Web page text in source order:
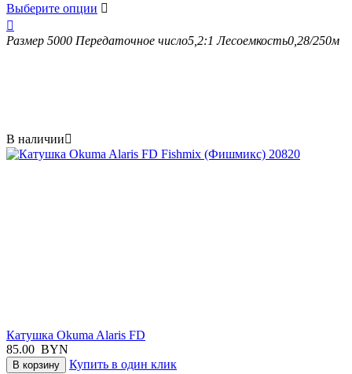
Выберите опции 

Размер 5000 Передаточное число5,2:1 Лесоемкость0,28/250м
В наличии
Катушка Okuma Alaris FD
85.00 BYN
В корзину
Купить в один клик